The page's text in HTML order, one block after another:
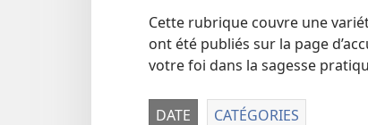
Cette rubrique couvre une
ont été publiés sur la page
votre foi dans la sagesse
DATE CATÉGORIES